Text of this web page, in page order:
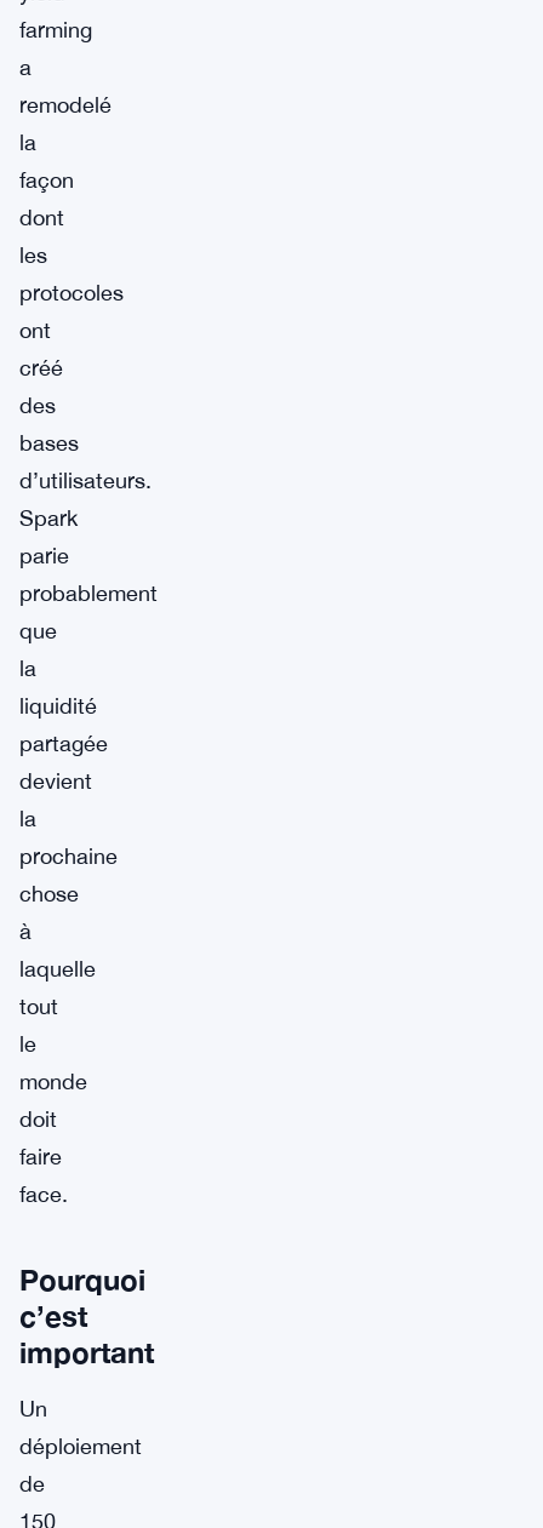
farming
a
remodelé
la
façon
dont
les
protocoles
ont
créé
des
bases
d’utilisateurs.
Spark
parie
probablement
que
la
liquidité
partagée
devient
la
prochaine
chose
à
laquelle
tout
le
monde
doit
faire
face.
Pourquoi
c’est
important
Un
déploiement
de
150